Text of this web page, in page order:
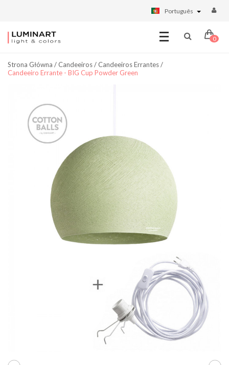
Português
0
Strona Główna /Candeeiros/Candeeiros Errantes/
Candeeiro Errante - BIG Cup Powder Green